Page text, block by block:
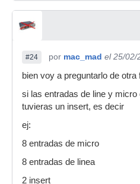
#24 por mac_mad el 25/02/
bien voy a preguntarlo de otra
si las entradas de line y
tuvieras un insert, es decir
ej:
8 entradas de micro
8 entradas de linea
2 insert